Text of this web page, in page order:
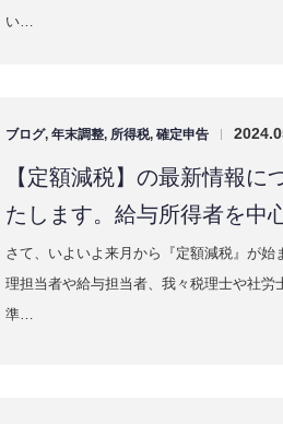
い…
ブログ, 年末調整, 所得税, 確定申告 |
【定額減税】の最新情報に
たします。給与所得者を中
さて、いよいよ来月から『定額減税』が始
理担当者や給与担当者、我々税理士や社労
準…